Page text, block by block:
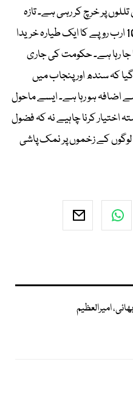
پر خرچ کر رہی ہے۔ تازہ
خبر کے مطابق پنجاب حکومت نے 10 ارب روپے کا ایک طیارہ خریدا
رہا ہے۔ حکومت کی جاری
کہ سندھ اور پنجاب میں
ہو رہا ہے۔ ایسے ماحول
اختیار کرنا چاہیے نہ کہ فضول
کے زخموں پر نمک پاشی
امیرالعظیم